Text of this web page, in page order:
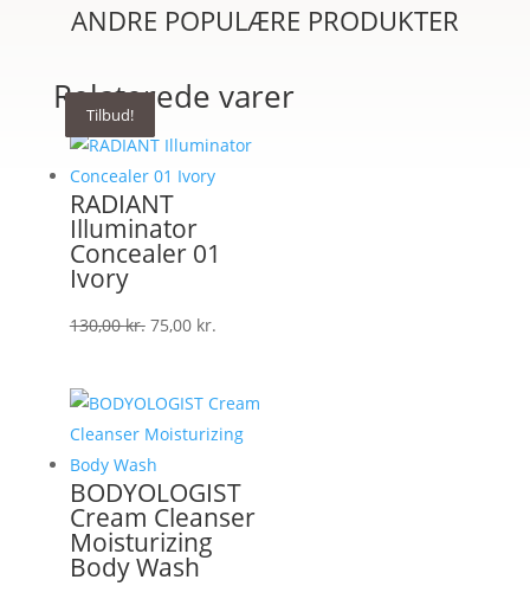
ANDRE POPULÆRE PRODUKTER
Relaterede varer
Tilbud!
RADIANT
Illuminator
Concealer 01
Ivory
130,00kr. Den
var:
130,00 kr..
75,00 kr.Den
er:
75,00 kr..
Tilbud!
BODYOLOGIST
Cream Cleanser
Moisturizing
Body Wash
Tilbud!
Tilbud!
Tilbud!